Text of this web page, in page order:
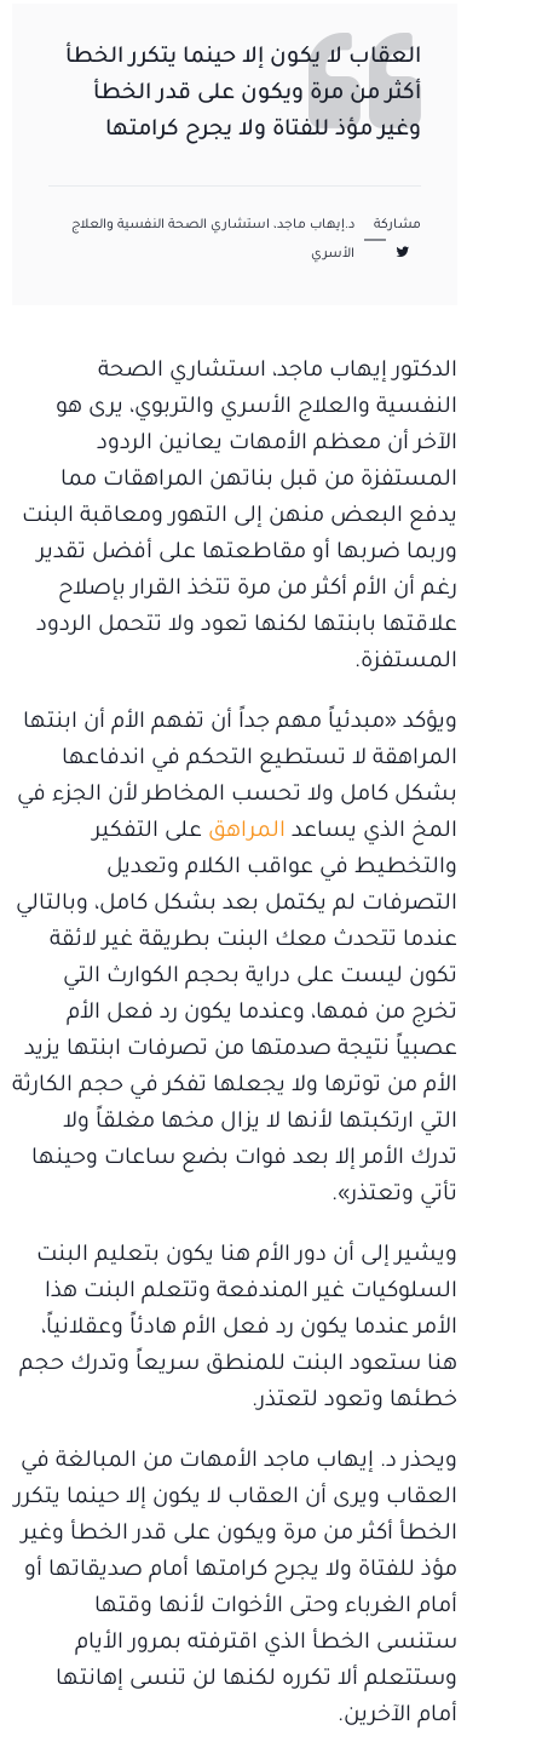
العقاب لا يكون إلا حينما يتكرر الخطأ
أكثر من مرة ويكون على قدر الخطأ
وغير مؤذ للفتاة ولا يجرح كرامتها
مشاركة
د.إيهاب ماجد، استشاري الصحة النفسية والعلاج
الأسري
الدكتور إيهاب ماجد، استشاري الصحة
النفسية والعلاج الأسري والتربوي، يرى هو
الآخر أن معظم الأمهات يعانين الردود
المستفزة من قبل بناتهن المراهقات مما
يدفع البعض منهن إلى التهور ومعاقبة البنت
وربما ضربها أو مقاطعتها على أفضل تقدير
رغم أن الأم أكثر من مرة تتخذ القرار بإصلاح
علاقتها بابنتها لكنها تعود ولا تتحمل الردود
المستفزة.
ويؤكد «مبدئياً مهم جداً أن تفهم الأم أن ابنتها
المراهقة لا تستطيع التحكم في اندفاعها
بشكل كامل ولا تحسب المخاطر لأن الجزء في
المخ الذي يساعد المراهق على التفكير
والتخطيط في عواقب الكلام وتعديل
التصرفات لم يكتمل بعد بشكل كامل، وبالتالي
عندما تتحدث معك البنت بطريقة غير لائقة
تكون ليست على دراية بحجم الكوارث التي
تخرج من فمها، وعندما يكون رد فعل الأم
عصبياً نتيجة صدمتها من تصرفات ابنتها يزيد
الأم من توترها ولا يجعلها تفكر في حجم الكارثة
التي ارتكبتها لأنها لا يزال مخها مغلقاً ولا
تدرك الأمر إلا بعد فوات بضع ساعات وحينها
تأتي وتعتذر».
ويشير إلى أن دور الأم هنا يكون بتعليم البنت
السلوكيات غير المندفعة وتتعلم البنت هذا
الأمر عندما يكون رد فعل الأم هادئاً وعقلانياً،
هنا ستعود البنت للمنطق سريعاً وتدرك حجم
خطئها وتعود لتعتذر.
ويحذر د. إيهاب ماجد الأمهات من المبالغة في
العقاب ويرى أن العقاب لا يكون إلا حينما يتكرر
الخطأ أكثر من مرة ويكون على قدر الخطأ وغير
مؤذ للفتاة ولا يجرح كرامتها أمام صديقاتها أو
أمام الغرباء وحتى الأخوات لأنها وقتها
ستنسى الخطأ الذي اقترفته بمرور الأيام
وستتعلم ألا تكرره لكنها لن تنسى إهانتها
أمام الآخرين.